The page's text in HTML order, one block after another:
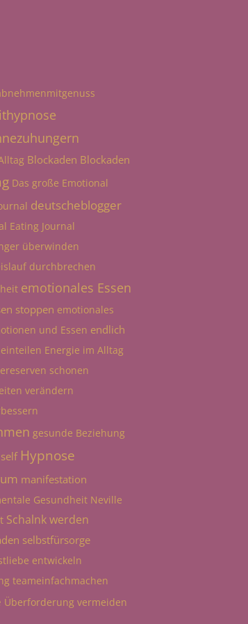
Blockaden Blockaden
Das große Emotional
deutscheblogger
Eating Journal
überwinden
durchbrechen
emotionales Essen
stoppen emotionales
und Essen endlich
Energie im Alltag
schonen
verändern
gesunde Beziehung
Hypnose
manifestation
Gesundheit Neville
Schalnk werden
selbstfürsorge
entwickeln
teameinfachmachen
Überforderung vermeiden